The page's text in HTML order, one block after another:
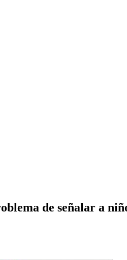
de señalar a